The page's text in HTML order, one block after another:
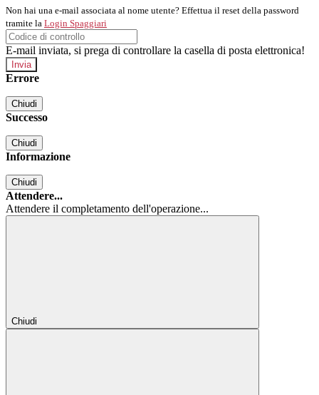
Non hai una e-mail associata al nome utente? Effettua il reset della password
tramite la Login Spaggiari
E-mail inviata, si prega di controllare la casella di posta elettronica!
Errore
Chiudi
Successo
Chiudi
Informazione
Chiudi
Attendere...
Attendere il completamento dell'operazione...
Chiudi